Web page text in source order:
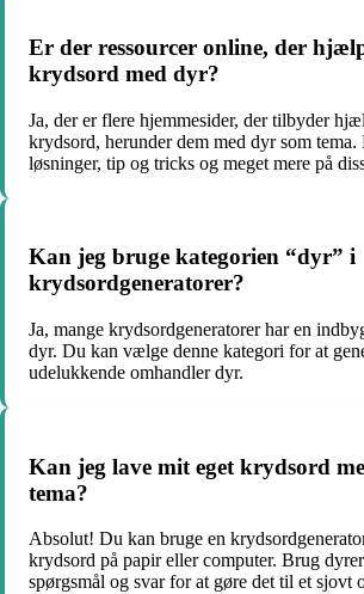
Er der ressourcer online, der
krydsord med dyr?
Ja, der er flere hjemmesider, der tilbyder
krydsord, herunder dem med dyr som
løsninger, tip og tricks og meget mere på
Kan jeg bruge kategorien “dyr” i
krydsordgeneratorer?
Ja, mange krydsordgeneratorer har en
dyr. Du kan vælge denne kategori for at
udelukkende omhandler dyr.
Kan jeg lave mit eget krydsord
tema?
Absolut! Du kan bruge en
krydsord på papir eller computer. Brug
spørgsmål og svar for at gøre det til et sjovt